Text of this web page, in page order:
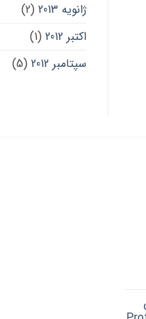
ژانویه 2013
(2)
اکتبر 2012
(1)
سپتامبر 2012
(5)